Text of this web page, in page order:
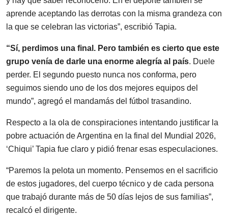
aprende aceptando las derrotas con la misma grandeza con
la que se celebran las victorias”, escribió Tapia.
“Sí, perdimos una final. Pero también es cierto que este
grupo venía de darle una enorme alegría al país. Duele
perder. El segundo puesto nunca nos conforma, pero
seguimos siendo uno de los dos mejores equipos del
mundo”, agregó el mandamás del fútbol trasandino.
Respecto a la ola de conspiraciones intentando justificar la
pobre actuación de Argentina en la final del Mundial 2026,
‘Chiqui’ Tapia fue claro y pidió frenar esas especulaciones.
“Paremos la pelota un momento. Pensemos en el sacrificio
de estos jugadores, del cuerpo técnico y de cada persona
que trabajó durante más de 50 días lejos de sus familias”,
recalcó el dirigente.